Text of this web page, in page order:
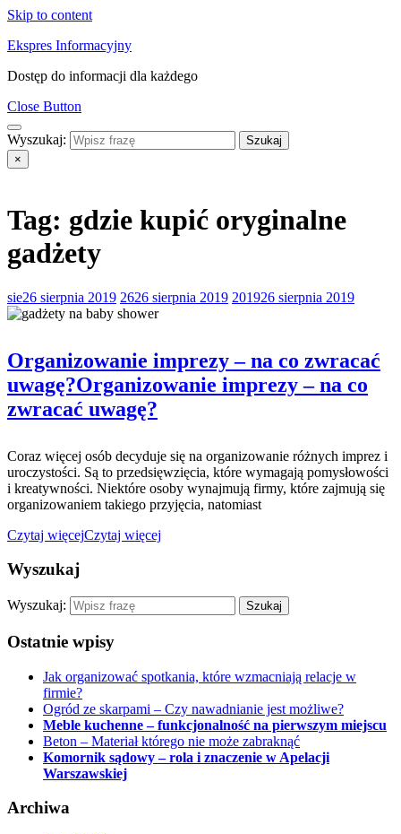
Skip to content
Ekspres Informacyjny
Dostęp do informacji dla każdego
Close Button
Wyszukaj:
×
Tag: gdzie kupić oryginalne
gadżety
sie26 sierpnia 2019 2626 sierpnia 2019 201926 sierpnia 2019
Organizowanie imprezy – na co zwracać
uwagę?Organizowanie imprezy – na co
zwracać uwagę?
Coraz więcej osób decyduje się na organizowanie różnych imprez i
uroczystości. Są to przedsięwzięcia, które wymagają pomysłowości
i kreatywności. Niektóre osoby wynajmują firmy, które zajmują się
organizowaniem takiego przyjęcia, natomiast
Czytaj więcejCzytaj więcej
Wyszukaj
Wyszukaj:
Ostatnie wpisy
Jak organizować spotkania, które wzmacniają relacje w
firmie?
Ogród ze skarpami – Czy nawadnianie jest możliwe?
Meble kuchenne – funkcjonalność na pierwszym miejscu
Beton – Materiał którego nie może zabraknąć
Komornik sądowy – rola i znaczenie w Apelacji
Warszawskiej
Archiwa